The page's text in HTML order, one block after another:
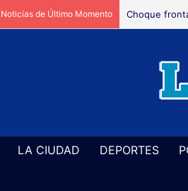
Noticias de Último Momento Choque
LA CIUDAD DEPORTES